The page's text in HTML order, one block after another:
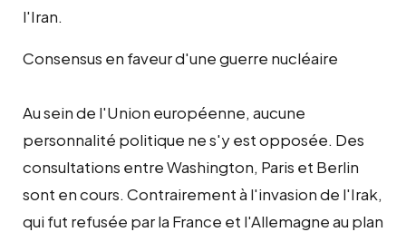
l'Iran.
Consensus en faveur d'une guerre nucléaire
Au sein de l'Union européenne, aucune
personnalité politique ne s'y est opposée. Des
consultations entre Washington, Paris et Berlin
sont en cours. Contrairement à l'invasion de l'Irak,
qui fut refusée par la France et l'Allemagne au plan